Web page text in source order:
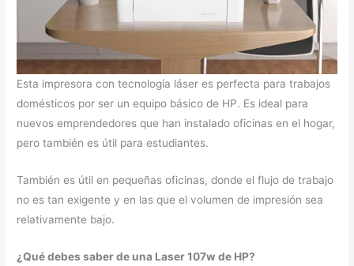
Esta impresora con tecnología láser es perfecta para trabajos
domésticos por ser un equipo básico de HP. Es ideal para
nuevos emprendedores que han instalado oficinas en el hogar,
pero también es útil para estudiantes.
También es útil en pequeñas oficinas, donde el flujo de trabajo
no es tan exigente y en las que el volumen de impresión sea
relativamente bajo.
¿Qué debes saber de una Laser 107w de HP?